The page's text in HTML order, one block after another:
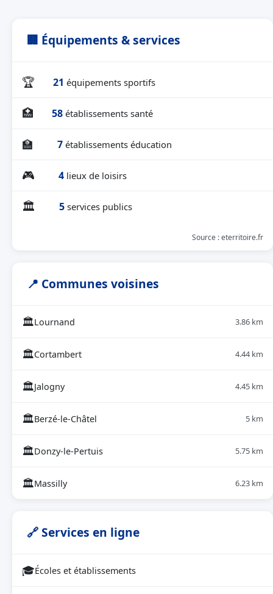
🏢 Équipements & services
🏆 21 équipements sportifs
🏥 58 établissements santé
🏫 7 établissements éducation
🎮 4 lieux de loisirs
🏛 5 services publics
Source : eterritoire.fr
📍 Communes voisines
🏛Lournand 3.86 km
🏛Cortambert 4.44 km
🏛Jalogny 4.45 km
🏛Berzé-le-Châtel 5 km
🏛Donzy-le-Pertuis 5.75 km
🏛Massilly 6.23 km
🔗 Services en ligne
🎓Écoles et établissements